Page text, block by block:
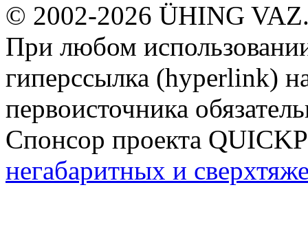
© 2002-2026 ÜHING
При любом
гиперссылка (hyperlink)
первоисточника
Спонсор проекта
негабаритных и